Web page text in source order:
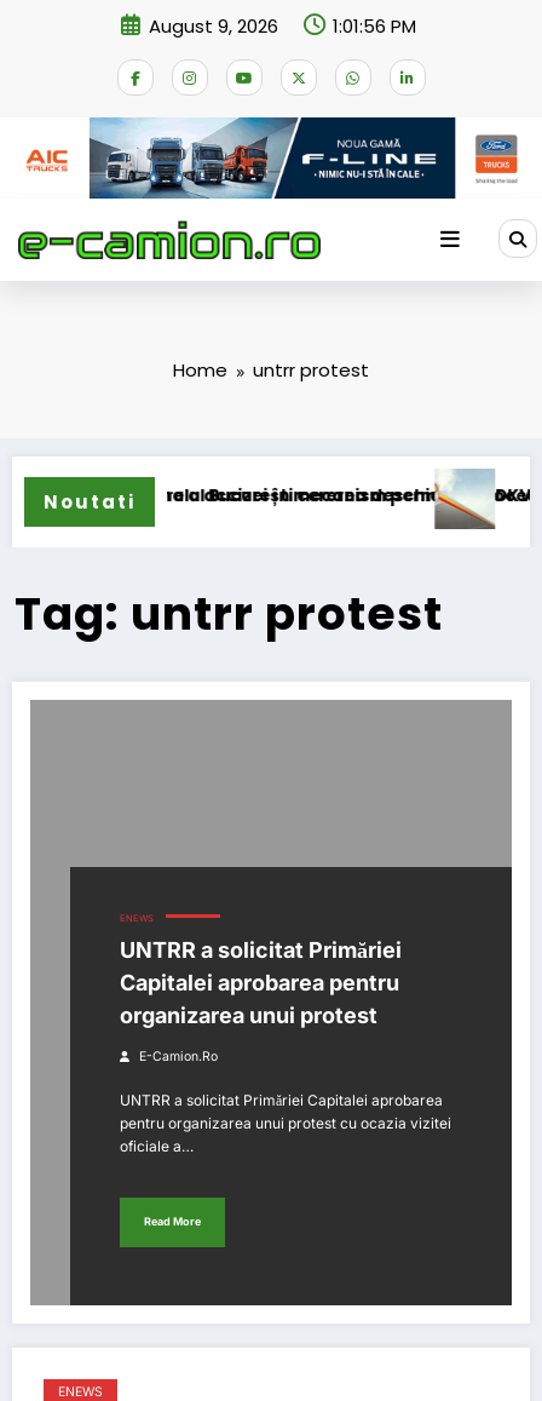
August 9, 2026 1:01:57 PM
Home untrr protest
Noutatia accizei în mecanism permanent
la Tribunalul București cererea deschiderii procedurii de
DKV Mobility
Tag: untrr protest
ENEWS
UNTRR a solicitat Primăriei
Capitalei aprobarea pentru
organizarea unui protest
E-Camion.ro
UNTRR a solicitat Primăriei Capitalei aprobarea
pentru organizarea unui protest cu ocazia vizitei
oficiale a…
Read More
ENEWS